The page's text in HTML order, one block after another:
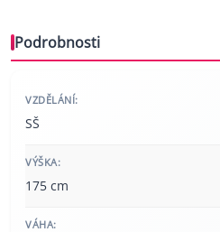
Podrobnosti
VZDĚLÁNÍ:
SŠ
VÝŠKA:
175 cm
VÁHA: